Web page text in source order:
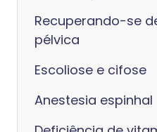
Recuperando-se
pélvica
Escoliose e cifose
Anestesia espinhal